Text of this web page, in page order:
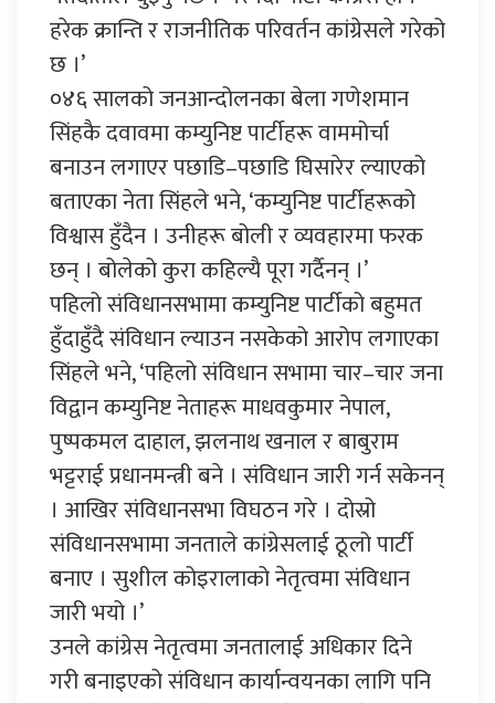
हरेक क्रान्ति र राजनीतिक परिवर्तन कांग्रेसले गरेको
छ ।’
०४६ सालको जनआन्दोलनका बेला गणेशमान
सिंहकै दवावमा कम्युनिष्ट पार्टीहरू वाममोर्चा
बनाउन लगाएर पछाडि–पछाडि घिसारेर ल्याएको
बताएका नेता सिंहले भने, ‘कम्युनिष्ट पार्टीहरूको
विश्वास हुँदैन । उनीहरू बोली र व्यवहारमा फरक
छन् । बोलेको कुरा कहिल्यै पूरा गर्दैनन् ।’
पहिलो संविधानसभामा कम्युनिष्ट पार्टीको बहुमत
हुँदाहुँदै संविधान ल्याउन नसकेको आरोप लगाएका
सिंहले भने, ‘पहिलो संविधान सभामा चार–चार जना
विद्वान कम्युनिष्ट नेताहरू माधवकुमार नेपाल,
पुष्पकमल दाहाल, झलनाथ खनाल र बाबुराम
भट्टराई प्रधानमन्त्री बने । संविधान जारी गर्न सकेनन्
। आखिर संविधानसभा विघठन गरे । दोस्रो
संविधानसभामा जनताले कांग्रेसलाई ठूलो पार्टी
बनाए । सुशील कोइरालाको नेतृत्वमा संविधान
जारी भयो ।’
उनले कांग्रेस नेतृत्वमा जनतालाई अधिकार दिने
गरी बनाइएको संविधान कार्यान्वयनका लागि पनि